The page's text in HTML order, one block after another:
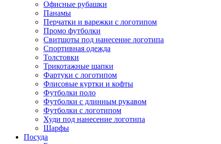
Офисные рубашки
Панамы
Перчатки и варежки с логотипом
Промо футболки
Свитшоты под нанесение логотипа
Спортивная одежда
Толстовки
Трикотажные шапки
Фартуки с логотипом
Флисовые куртки и кофты
Футболки поло
Футболки с длинным рукавом
Футболки с логотипом
Худи под нанесение логотипа
Шарфы
Посуда